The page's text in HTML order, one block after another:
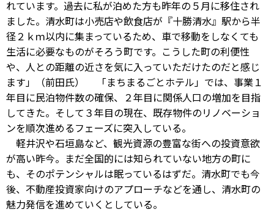
れています。過去に私が泊めた方も昨年の５月に移住され
ました。清水町は小売店や飲食店が『十勝清水』駅から半
径２ｋｍ以内に集まっているため、車で移動をしなくても
生活に必要なものがそろう町です。こうした町の利便性
や、人との距離の近さを気に入っていただけたのだと感じ
ます」（前田氏） 「まちまるごとホテル」では、事業１
年目に民泊物件数の確保、２年目に関係人口の増加を目指
してきた。そして３年目の現在、既存物件のリノベーショ
ンを順次進めるフェーズに突入している。
軽井沢や石垣島など、観光資源の豊富な街への投資意欲
が高い昨今。まだ全国的には知られていない地方の町に
も、そのポテンシャルは眠っているはずだ。清水町でも今
後、不動産投資家向けのアプローチなどを通し、清水町の
魅力発信を進めていくとしている。